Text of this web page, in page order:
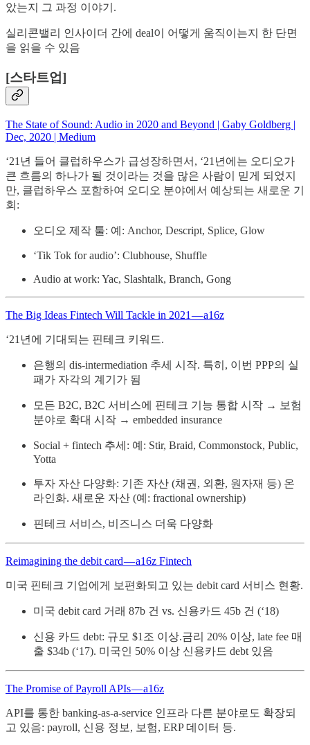
았는지 그 과정 이야기.
실리콘밸리 인사이더 간에 deal이 어떻게 움직이는지 한 단면
을 읽을 수 있음
[스타트업]
The State of Sound: Audio in 2020 and Beyond | Gaby Goldberg |
Dec, 2020 | Medium
‘21년 들어 클럽하우스가 급성장하면서, ‘21년에는 오디오가
큰 흐름의 하나가 될 것이라는 것을 많은 사람이 믿게 되었지
만, 클럽하우스 포함하여 오디오 분야에서 예상되는 새로운 기
회:
오디오 제작 툴: 예: Anchor, Descript, Splice, Glow
‘Tik Tok for audio’: Clubhouse, Shuffle
Audio at work: Yac, Slashtalk, Branch, Gong
The Big Ideas Fintech Will Tackle in 2021 — a16z
‘21년에 기대되는 핀테크 키워드.
은행의 dis-intermediation 추세 시작. 특히, 이번 PPP의 실
패가 자각의 계기가 됨
모든 B2C, B2C 서비스에 핀테크 기능 통합 시작 → 보험
분야로 확대 시작 → embedded insurance
Social + fintech 추세: 예: Stir, Braid, Commonstock, Public,
Yotta
투자 자산 다양화: 기존 자산 (채권, 외환, 원자재 등) 온
라인화. 새로운 자산 (예: fractional ownership)
핀테크 서비스, 비즈니스 더욱 다양화
Reimagining the debit card — a16z Fintech
미국 핀테크 기업에게 보편화되고 있는 debit card 서비스 현황.
미국 debit card 거래 87b 건 vs. 신용카드 45b 건 (‘18)
신용 카드 debt: 규모 $1조 이상.금리 20% 이상, late fee 매
출 $34b (‘17). 미국인 50% 이상 신용카드 debt 있음
The Promise of Payroll APIs — a16z
API를 통한 banking-as-a-service 인프라 다른 분야로도 확장되
고 있음: payroll, 신용 정보, 보험, ERP 데이터 등.